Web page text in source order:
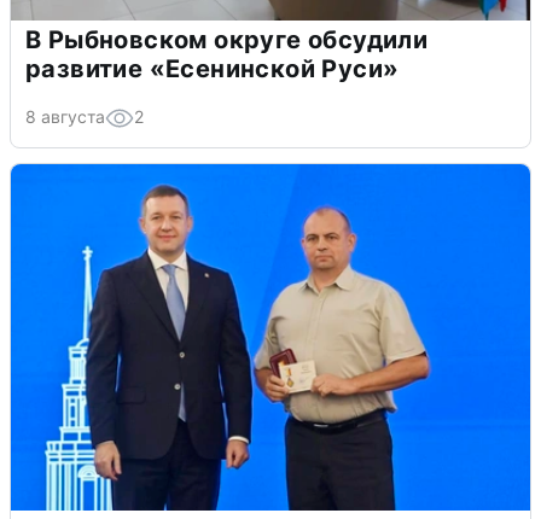
В Рыбновском округе обсудили
развитие «Есенинской Руси»
8 августа 2